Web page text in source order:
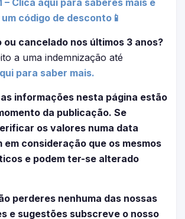
– Clica aqui para saberes mais e
código de desconto📱
ou cancelado nos últimos 3 anos?
a uma indemnização até
para saber mais.
informações nesta página estão
da publicação. Se
os valores numa data
consideração que os mesmos
e podem ter-se alterado
perderes nenhuma das nossas
e sugestões subscreve o nosso